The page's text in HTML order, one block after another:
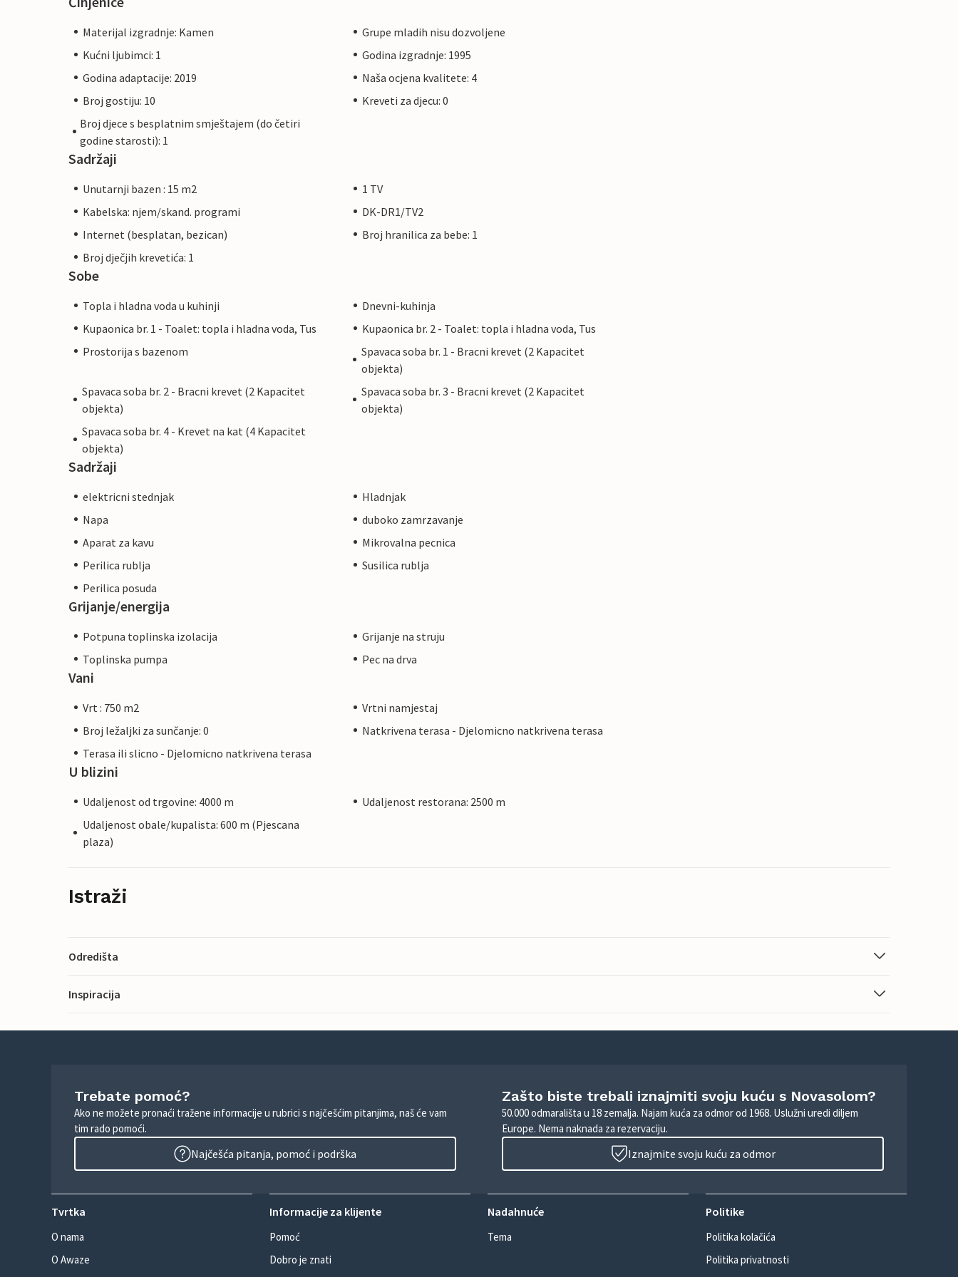
Materijal izgradnje: Kamen
Grupe mladih nisu dozvoljene
Kućni ljubimci: 1
Godina izgradnje: 1995
Godina adaptacije: 2019
Naša ocjena kvalitete: 4
Broj gostiju: 10
Kreveti za djecu: 0
Broj djece s besplatnim smještajem (do četiri
godine starosti): 1
Sadržaji
Unutarnji bazen : 15 m2
1 TV
Kabelska: njem/skand. programi
DK-DR1/TV2
Internet (besplatan, bezican)
Broj hranilica za bebe: 1
Broj dječjih krevetića: 1
Sobe
Topla i hladna voda u kuhinji
Dnevni-kuhinja
Kupaonica br. 1 - Toalet: topla i hladna voda, Tus
Kupaonica br. 2 - Toalet: topla i hladna voda, Tus
Prostorija s bazenom
Spavaca soba br. 1 - Bracni krevet (2 Kapacitet
objekta)
Spavaca soba br. 2 - Bracni krevet (2 Kapacitet
objekta)
Spavaca soba br. 3 - Bracni krevet (2 Kapacitet
objekta)
Spavaca soba br. 4 - Krevet na kat (4 Kapacitet
objekta)
Sadržaji
elektricni stednjak
Hladnjak
Napa
duboko zamrzavanje
Aparat za kavu
Mikrovalna pecnica
Perilica rublja
Susilica rublja
Perilica posuda
Grijanje/energija
Potpuna toplinska izolacija
Grijanje na struju
Toplinska pumpa
Pec na drva
Vani
Vrt : 750 m2
Vrtni namjestaj
Broj ležaljki za sunčanje: 0
Natkrivena terasa - Djelomicno natkrivena terasa
Terasa ili slicno - Djelomicno natkrivena terasa
U blizini
Udaljenost od trgovine: 4000 m
Udaljenost restorana: 2500 m
Udaljenost obale/kupalista: 600 m (Pjescana
plaza)
Istraži
Odredišta
Inspiracija
Trebate pomoć?
Ako ne možete pronaći tražene informacije u rubrici s najčešćim pitanjima, naš će vam
tim rado pomoći.
Najčešća pitanja, pomoć i podrška
Zašto biste trebali iznajmiti svoju kuću s Novasolom?
50.000 odmarališta u 18 zemalja. Najam kuća za odmor od 1968. Uslužni uredi diljem
Europe. Nema naknada za rezervaciju.
Iznajmite svoju kuću za odmor
Tvrtka
O nama
O Awaze
Informacije za klijente
Pomoć
Dobro je znati
Nadahnuće
Tema
Politike
Politika kolačića
Politika privatnosti